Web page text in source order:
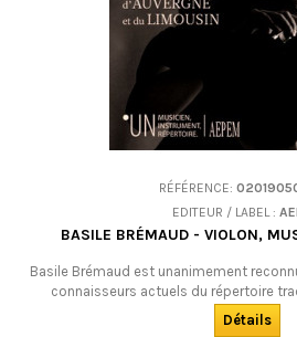
RÉFÉRENCE:
EDITEUR / LABEL :
BASILE BRÉMAUD - VIOLON,
Basile Brémaud est unanimement
connaisseurs actuels du répertoire
d’Auvergne et du Limousin. Voici son
Détails